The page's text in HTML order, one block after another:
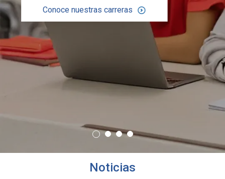
Conoce nuestras carreras
Noticias